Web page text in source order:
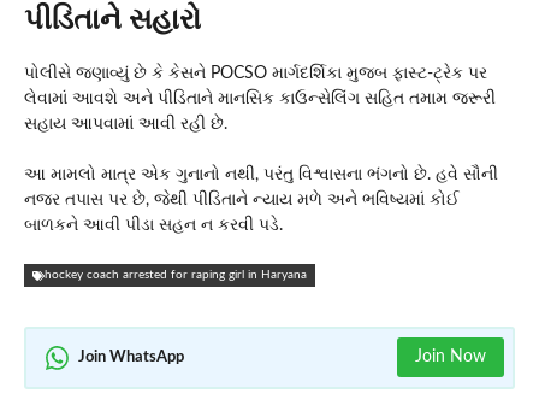
પીડિતાને સહારો
પોલીસે જણાવ્યું છે કે કેસને POCSO માર્ગદર્શિકા મુજબ ફાસ્ટ-ટ્રેક પર
લેવામાં આવશે અને પીડિતાને માનસિક કાઉન્સેલિંગ સહિત તમામ જરૂરી
સહાય આપવામાં આવી રહી છે.
આ મામલો માત્ર એક ગુનાનો નથી, પરંતુ વિશ્વાસના ભંગનો છે. હવે સૌની
નજર તપાસ પર છે, જેથી પીડિતાને ન્યાય મળે અને ભવિષ્યમાં કોઈ
બાળકને આવી પીડા સહન ન કરવી પડે.
hockey coach arrested for raping girl in Haryana
Join WhatsApp Join Now